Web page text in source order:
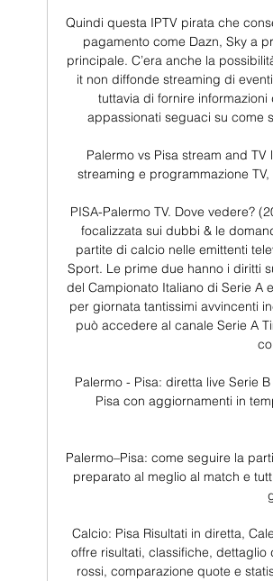
Quindi questa IPTV pirata che
pagamento come Dazn, Sky a
principale. C’era anche la
it non diffonde streaming di
tuttavia di fornire
appassionati seguaci su come
Palermo vs Pisa stream and
streaming e programmazione
PISA-Palermo TV. Dove vedere?
focalizzata sui dubbi & le
partite di calcio nelle emittenti
Sport. Le prime due hanno i diritti
del Campionato Italiano di Serie A
per giornata tantissimi avvincenti
può accedere al canale Serie A
Palermo - Pisa: diretta live Serie
Pisa con aggiornamenti in
Palermo–Pisa: come seguire la
preparato al meglio al match e
Calcio: Pisa Risultati in diretta,
offre risultati, classifiche,
rossi, comparazione quote e